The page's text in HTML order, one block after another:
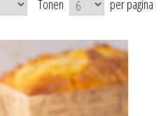
Tonen per pagina